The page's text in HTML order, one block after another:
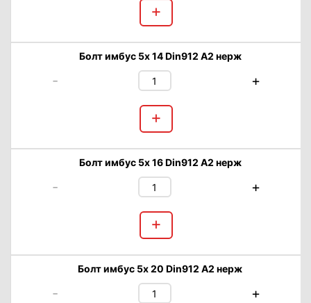
+
Болт имбус 5х 14 Din912 А2 нерж
- +
+
Болт имбус 5х 16 Din912 А2 нерж
- +
+
Болт имбус 5х 20 Din912 А2 нерж
- +